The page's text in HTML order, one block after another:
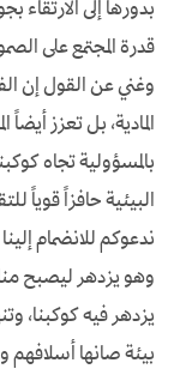
قدرة المجتمع على
وغني عن القول إن
المادية، بل تعزز
بالمسؤولية تجاه
البيئية حافزاً قوياً
ندعوكم للانضمام
وهو يزدهر ليصبح
يزدهر فيه كوكبنا،
بيئة صانها أسلافهم